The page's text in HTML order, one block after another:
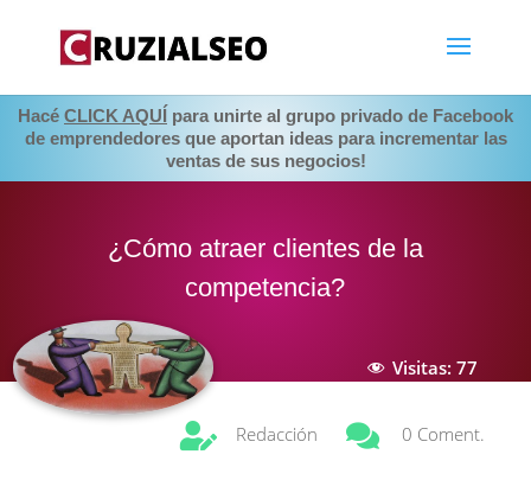
Hacé CLICK AQUÍ para unirte al grupo privado de Facebook
de emprendedores que aportan ideas para incrementar las
ventas de sus negocios!
¿Cómo atraer clientes de la
competencia?
Visitas: 77
 Redacción  0 Coment.